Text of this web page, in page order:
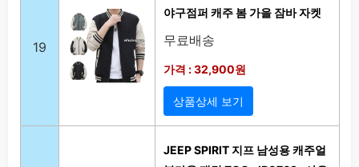
19
야구점퍼 캐주 봄 가을 잠바 자켓
무료배송
가격 : 32,900원
상품상세 보기
JEEP SPIRIT 지프 남성용 캐주얼